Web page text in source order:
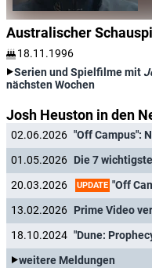
Australischer
18.11.1996
Serien und Spielfilme mit
nächsten Wochen
Josh Heuston in den
02.06.2026
01.05.2026 Die 7
20.03.2026
UPDATE "Off
13.02.2026
18.10.2024
weitere Meldungen